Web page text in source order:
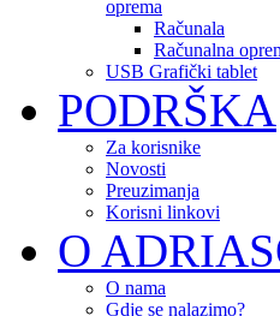
oprema
Računala
Računalna
USB Grafički tablet
PODRŠKA
Za korisnike
Novosti
Preuzimanja
Korisni linkovi
O
O nama
Gdje se nalazimo?